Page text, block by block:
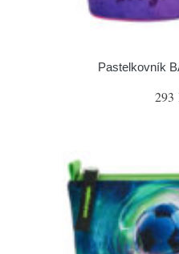
Pastelkovník
293